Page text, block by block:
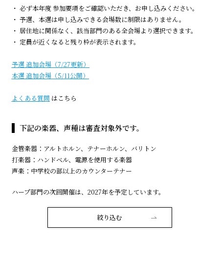
・ 必ず本年度 参加要項をご確認いただき、お申し込みください。
・ 予選、本選は申し込みできる会場数に制限はありません。
・ 居住地に関係なく、該当部門のある全会場より選択できます。
・ 定員が近くなると残り枠が表示されます。
予選 追加会場（7/27更新）
本選 追加会場（5/11公開）
よくある質問 はこちら
下記の楽器、声種は審査対象外です。
金管楽器：アルトホルン、テナーホルン、バリトン
打楽器：ハンドベル、電源を使用する楽器
声楽：中学校の部以上のカウンターテナー
ハープ部門の次回開催は、2027年を予定しています。
絞り込む